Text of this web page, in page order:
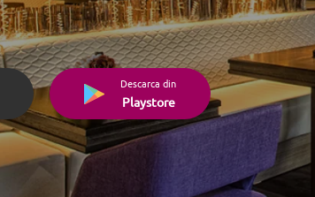
Descarca din
Playstore